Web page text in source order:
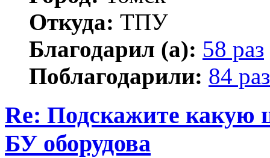
Откуда: ТПУ
Благодарил (а): 58 раз
Поблагодарили: 84
Re: Подскажите какую
БУ оборудова